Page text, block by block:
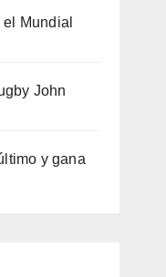
Mundial
John
y gana